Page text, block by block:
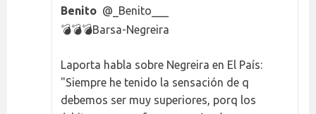
Benito @_Benito___
💣💣💣Barsa-Negreira
Laporta habla sobre Negreira en El País:
"Siempre he tenido la sensación de q
debemos ser muy superiores, porq los